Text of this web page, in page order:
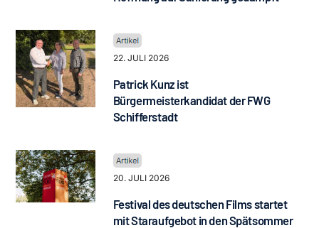
22. JULI 2026
Patrick Kunz ist
Bürgermeisterkandidat der FWG
Schifferstadt
20. JULI 2026
Festival des deutschen Films startet
mit Staraufgebot in den Spätsommer